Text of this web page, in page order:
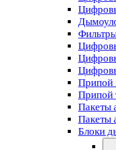
Припой
Припой
Пакеты
Пакеты
Блоки